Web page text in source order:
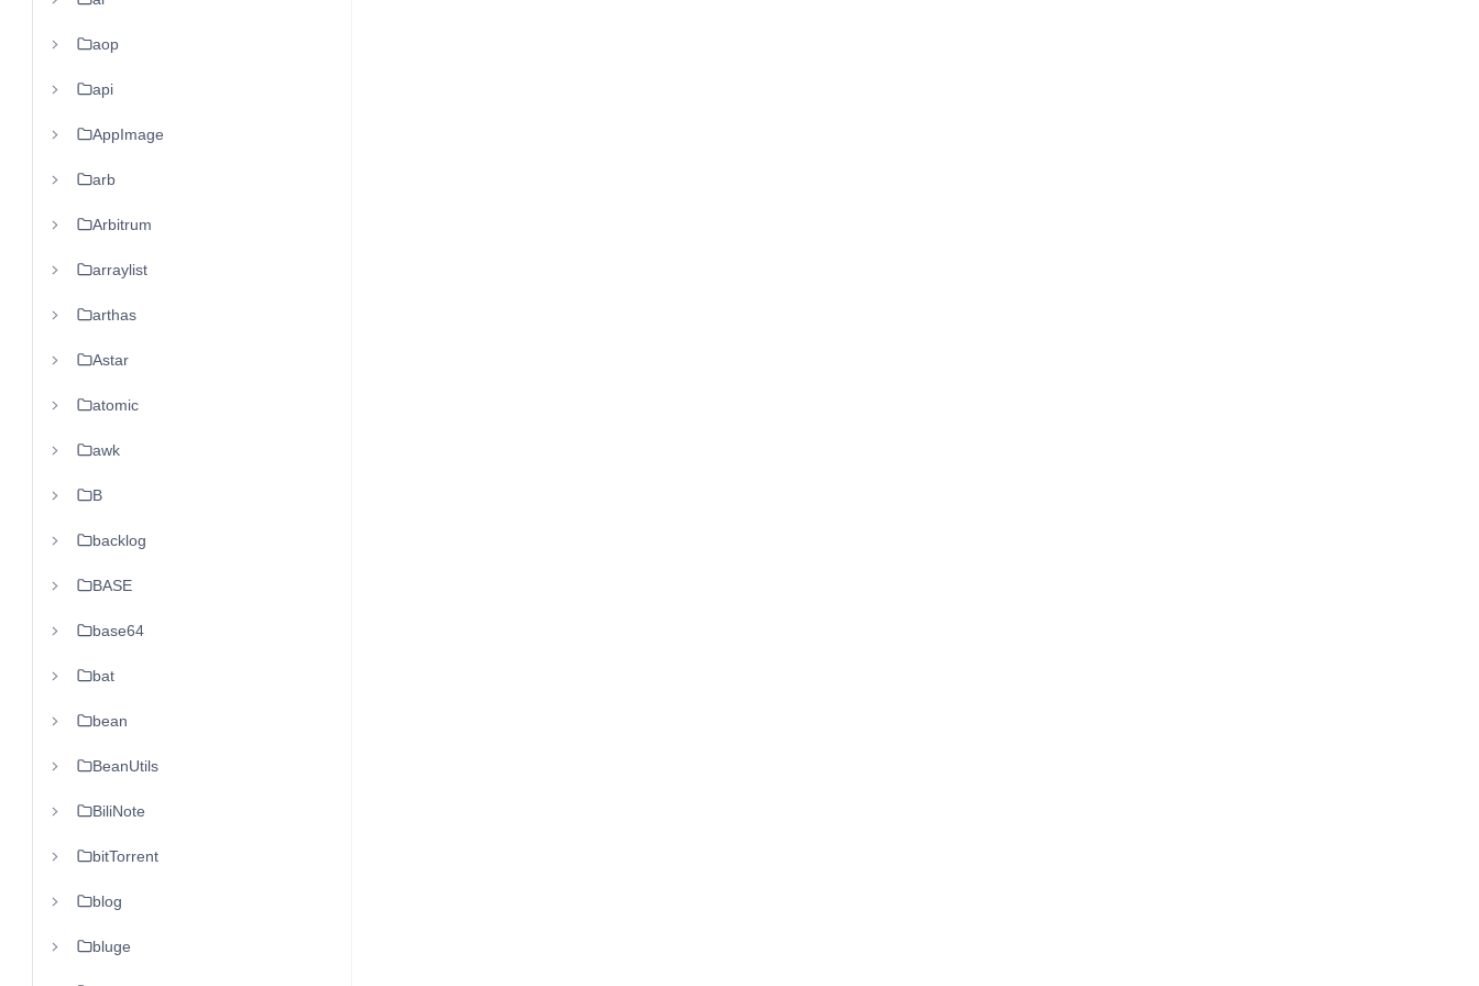
aop
api
AppImage
arb
Arbitrum
arraylist
arthas
Astar
atomic
awk
B
backlog
BASE
base64
bat
bean
BeanUtils
BiliNote
bitTorrent
blog
bluge